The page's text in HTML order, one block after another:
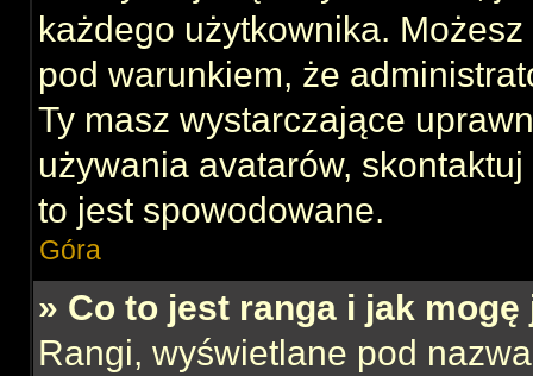
każdego użytkownika.
pod warunkiem, że
Ty masz wystarczające
używania avatarów,
to jest spowodowane.
Góra
» Co to jest ranga i jak mogę
Rangi, wyświetlane pod